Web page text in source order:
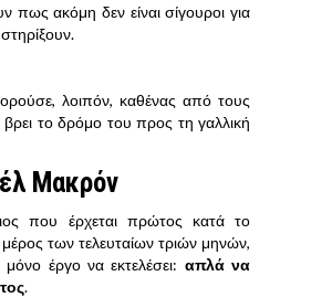
πως ακόμη δεν είναι σίγουροι για
λοιπόν, καθένας από τους
βρει το δρόμο του προς τη γαλλική
Μακρόν
που έρχεται πρώτος κατά το
των τελευταίων τριών μηνών,
μόνο έργο να εκτελέσει: απλά να
.